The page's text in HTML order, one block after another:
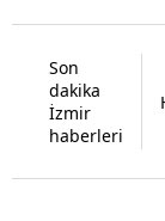
Son
dakika
İzmir
haberleri